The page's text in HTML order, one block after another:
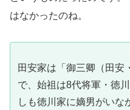
はなかったのね。
田安家は「御三卿（田安
で、始祖は8代将軍・徳
しも徳川家に嫡男がいな